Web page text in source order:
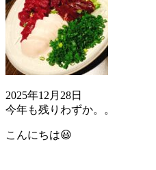
2025年12月28日
今年も残りわずか。。
こんにちは😃